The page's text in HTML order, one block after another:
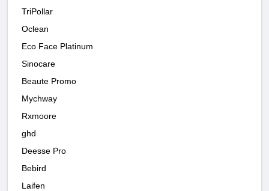
TriPollar
Oclean
Eco Face Platinum
Sinocare
Beaute Promo
Mychway
Rxmoore
ghd
Deesse Pro
Bebird
Laifen